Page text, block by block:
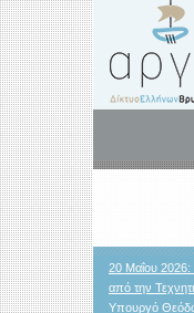
20 Μαΐου 2026:
από την
Υπουργό